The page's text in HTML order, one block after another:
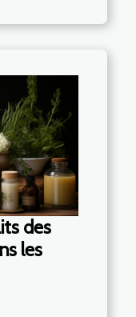
des
les